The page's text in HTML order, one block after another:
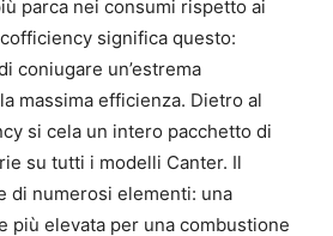
parca nei consumi rispetto ai
significa questo:
coniugare un’estrema
massima efficienza. Dietro al
si cela un intero pacchetto di
su tutti i modelli Canter. Il
di numerosi elementi: una
più elevata per una combustione